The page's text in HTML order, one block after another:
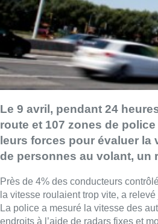
Le 9 avril, pendant 24
route et 107 zones de
leurs forces pour évaluer la
de personnes au volant, un
Près de 4% des conducteurs
la vitesse roulaient trop vite, a
La police a mesuré la vitesse des
endroits à l’aide de radars fixes et